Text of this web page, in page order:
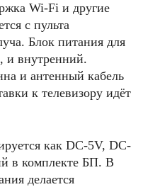
Wi-Fi и другие
с пульта
Блок питания для
и внутренний.
и антенный кабель
к телевизору идёт
как DC-5V, DC-
в комплекте БП. В
делается